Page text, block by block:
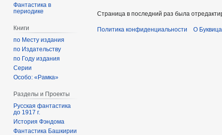
Фантастика в
периодике
Книги
по Месту издания
по Издательству
по Году издания
Серии
Особо: «Рамка»
Разделы и Проекты
Русская фантастика
до 1917 г.
История Фэндома
Фантастика Башкирии
Страница в последний раз была
Политика конфиденциальности О Буквица